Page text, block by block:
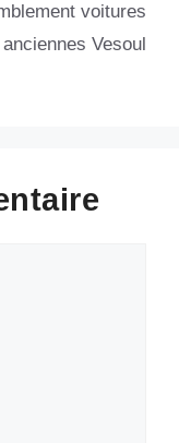
voitures
anciennes Vesoul